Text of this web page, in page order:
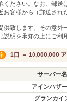
ください。なお、郵送
お客様から（郵送され
供致します。その意外
説明を承知の上にご利
1口 ＝ 10,000,000
サーバー名
アインハザ
グランカイ